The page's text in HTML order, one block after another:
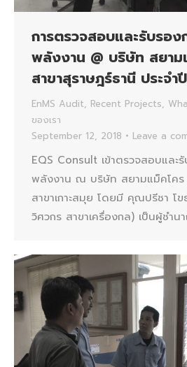
การตรวจสอบและรับรอง
พลังงาน @ บริษัท สยาม
สาขาสุราษฎร์ธานี ประจ
EnMS Audit, Recent Projects,
ของเรา
September 12, 2018
Leave a
EQS Consult เข้าตรวจสอบและ
พลังงาน ณ บริษัท สยามแม็คโคร
สาขาเกาะสมุย โดยมี คุณปรีชา
วิศวกร สาขาเครื่องกล) เป็นผู้ชำน